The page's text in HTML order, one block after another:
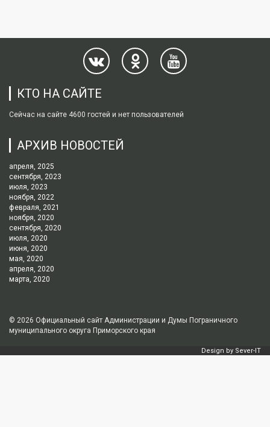
КТО НА САЙТЕ
Сейчас на сайте 4600 гостей и нет пользователей
АРХИВ НОВОСТЕЙ
апреля, 2025
сентября, 2023
июля, 2023
ноября, 2022
февраля, 2021
ноября, 2020
сентября, 2020
июля, 2020
июня, 2020
мая, 2020
апреля, 2020
марта, 2020
© 2026 Официальный сайт Администрации и Думы Пограничного
муниципального округа Приморского края
Design by Sever-IT